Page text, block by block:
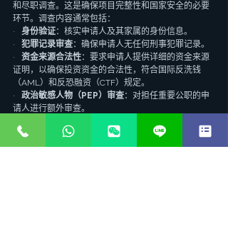
和尽职调查。这是确保项目完整性和国家安全的必要
环节。调查内容通常包括：
· 身份验证：核实申请人及其家属的身份信息。
· 犯罪记录审查：确保申请人无任何刑事犯罪记录。
· 资金来源合法性：要求申请人提供详细的资金来源
证明，以确保投资资金的合法性，符合国际反洗钱
（AML）和反恐融资（CTF）规定。
· 政治敏感人物（PEP）审查：对担任重要公职的申
请人进行额外审查。
其他要求